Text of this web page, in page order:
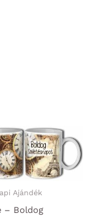
Ajándék
– Boldog